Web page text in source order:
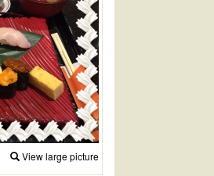
View large picture